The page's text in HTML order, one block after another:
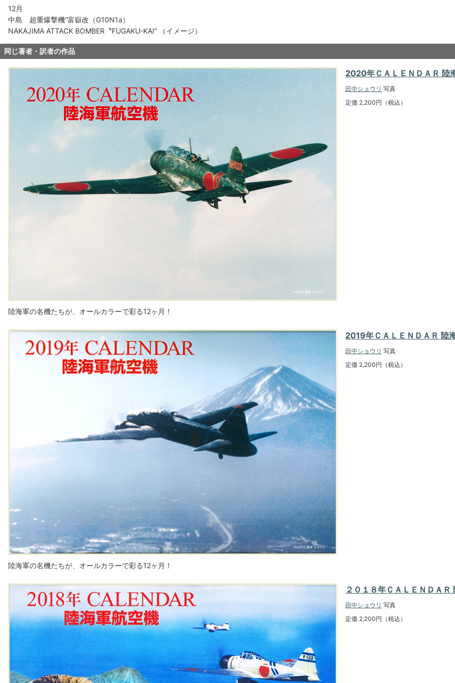
12月
中島 超重爆撃機“富嶽改（G10N1a）
NAKAJIMA ATTACK BOMBER〝FUGAKU-KAI” （イメージ）
同じ著者・訳者の作品
2020年ＣＡＬＥＮＤＡＲ 陸
田中ショウリ 写真
定価 2,200円（税込）
陸海軍の名機たちが、オールカラーで彩る12ヶ月！
2019年ＣＡＬＥＮＤＡＲ 陸
田中ショウリ 写真
定価 2,200円（税込）
陸海軍の名機たちが、オールカラーで彩る12ヶ月！
２０１８年ＣＡＬＥＮＤＡＲ
田中ショウリ 写真
定価 2,200円（税込）